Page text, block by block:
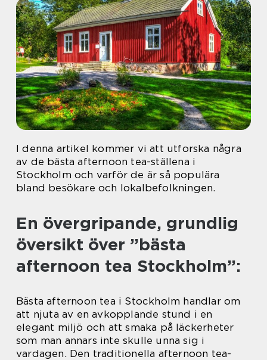
I denna artikel kommer vi att utforska några
av de bästa afternoon tea-ställena i
Stockholm och varför de är så populära
bland besökare och lokalbefolkningen.
En övergripande, grundlig
översikt över ”bästa
afternoon tea Stockholm”:
Bästa afternoon tea i Stockholm handlar om
att njuta av en avkopplande stund i en
elegant miljö och att smaka på läckerheter
som man annars inte skulle unna sig i
vardagen. Den traditionella afternoon tea-